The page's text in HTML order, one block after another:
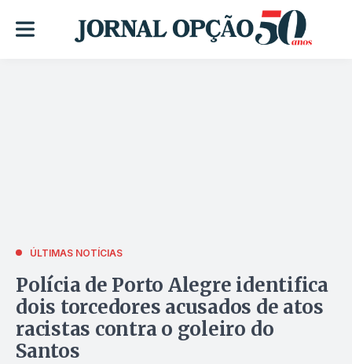
ÚLTIMAS NOTÍCIAS
Polícia de Porto Alegre identifica
dois torcedores acusados de atos
racistas contra o goleiro do
Santos